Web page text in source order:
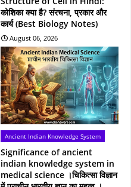
कोशिका क्या है? संरचना, प्रकार और
कार्य (Best Biology Notes)
August 06, 2026
Ancient Indian Knowledge System
Significance of ancient
indian knowledge system in
medical science ।चिकित्सा विज्ञान